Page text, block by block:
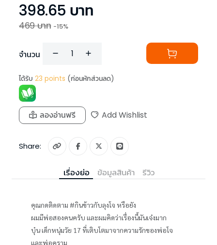
398.65 บาท
469บาท -15%
จำนวน
ได้รับ 23 points (ก่อนหักส่วนลด)
ลองอ่านฟรี Add Wishlist
Share:
เรื่องย่อ ข้อมูลสินค้า รีวิว
คุณกดติดตาม #กินข้าวกับลุงโจ หรือยัง
ผมมีพ่อสองคนครับ และผมคิดว่าเรื่องนี้มันเจ๋งมาก
บุ๋น เด็กหนุ่มวัย 17 ที่เติบโตมาจากความรักของพ่อโจ
และพ่อคราม